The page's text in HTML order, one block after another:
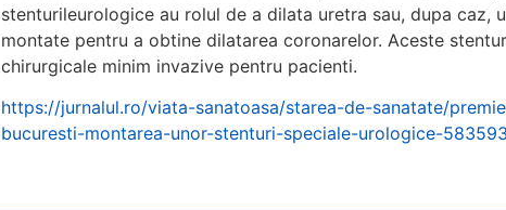
stenturileurologice au rolul de a dilata uretra sau, dupa caz,
montate pentru a obtine dilatarea coronarelor. Aceste
chirurgicale minim invazive pentru pacienti.
https://jurnalul.ro/viata-sanatoasa/starea-de-sanatate/
bucuresti-montarea-unor-stenturi-speciale-urologice-